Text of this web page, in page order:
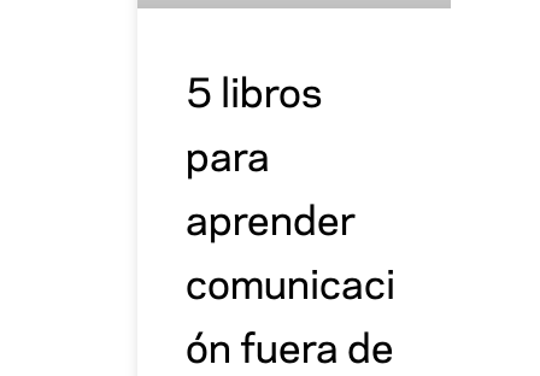
5 libros
para
aprender
comunicaci
ón fuera de